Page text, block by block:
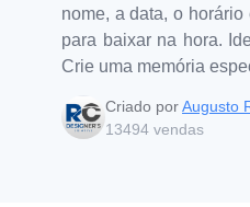
nome, a data, o
para baixar na hora.
Crie uma memória
Criado porAugusto
13494 vendas